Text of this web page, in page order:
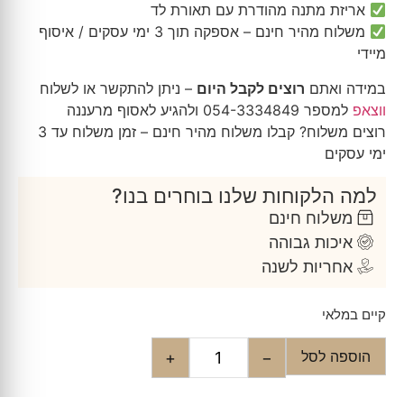
אריזת מתנה מהודרת עם תאורת לד
משלוח מהיר חינם – אספקה תוך 3 ימי עסקים / איסוף
מיידי
במידה ואתם רוצים לקבל היום – ניתן להתקשר או לשלוח
ווצאפ למספר 054-3334849 ולהגיע לאסוף מרעננה
רוצים משלוח? קבלו משלוח מהיר חינם – זמן משלוח עד 3
ימי עסקים
למה הלקוחות שלנו בוחרים בנו?
משלוח חינם
איכות גבוהה
אחריות לשנה
קיים במלאי
−
+ הוספה לסל